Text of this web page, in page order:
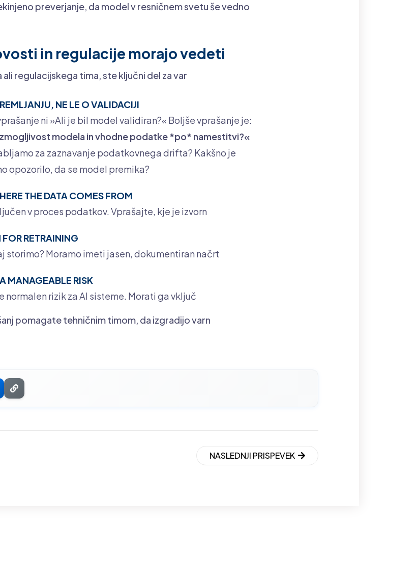
preverjanje, da model v resničnem svetu še vedno
in regulacije morajo vedeti
regulacijskega tima, ste ključni del za var
NE LE O VALIDACIJI
ni »Ali je bil model validiran?« Boljše vprašanje je:
modela in vhodne podatke *po* namestitvi?«
za zaznavanje podatkovnega drifta? Kakšno je
opozorilo, da se model premika?
THE DATA COMES FROM
v proces podatkov. Vprašajte, kje je izvorn
RETRAINING
storimo? Moramo imeti jasen, dokumentiran načrt
MANAGEABLE RISK
normalen rizik za AI sisteme. Morati ga vključ
pomagate tehničnim timom, da izgradijo varn
NASLEDNJI PRISPEVEK